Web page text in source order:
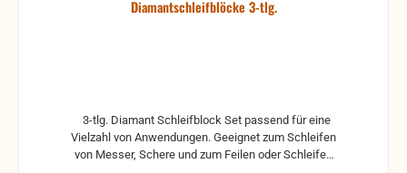
Diamantschleifblöcke 3-tlg.
Vielzahl von Anwendungen. Geeignet zum Schleifen
von Messer, Schere und zum Feilen oder Schleifen